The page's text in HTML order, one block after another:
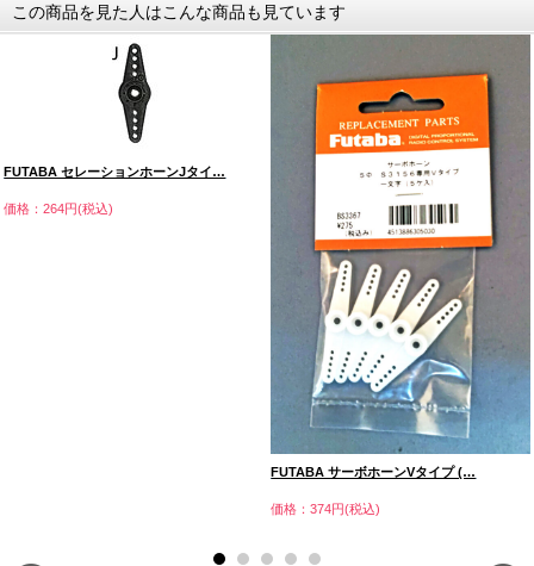
この商品を見た人はこんな商品も見ています
FUTABA セレーションホーンJタイ…
価格：264円(税込)
FUTABA サーボホーンVタイプ (…
価格：374円(税込)